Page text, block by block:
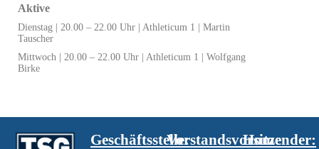
Aktive
Dienstag | 20.00 – 22.00 Uhr | Athleticum 1 | Martin
Tauscher
Mittwoch | 20.00 – 22.00 Uhr | Athleticum 1 | Wolfgang
Birke
Geschäftsstelle:Vorstandsvorsitzender:
Home